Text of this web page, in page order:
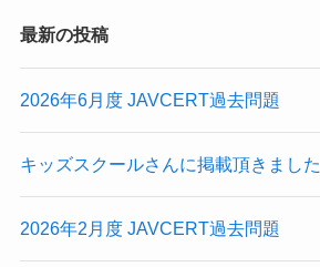
最新の投稿
2026年6月度 JAVCERT過去問題
キッズスクールさんに掲載頂きました
2026年2月度 JAVCERT過去問題